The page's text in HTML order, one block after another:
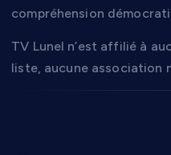
compréhension
TV Lunel n’est affilié à
liste, aucune association